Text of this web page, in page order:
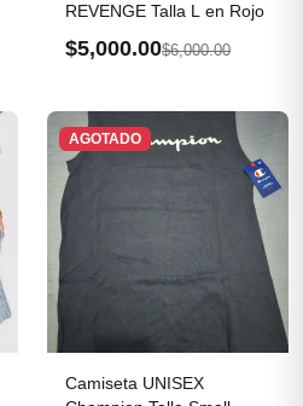
REVENGE Talla L en Rojo
$5,000.00$6,000.00
AGOTADO
Camiseta UNISEX